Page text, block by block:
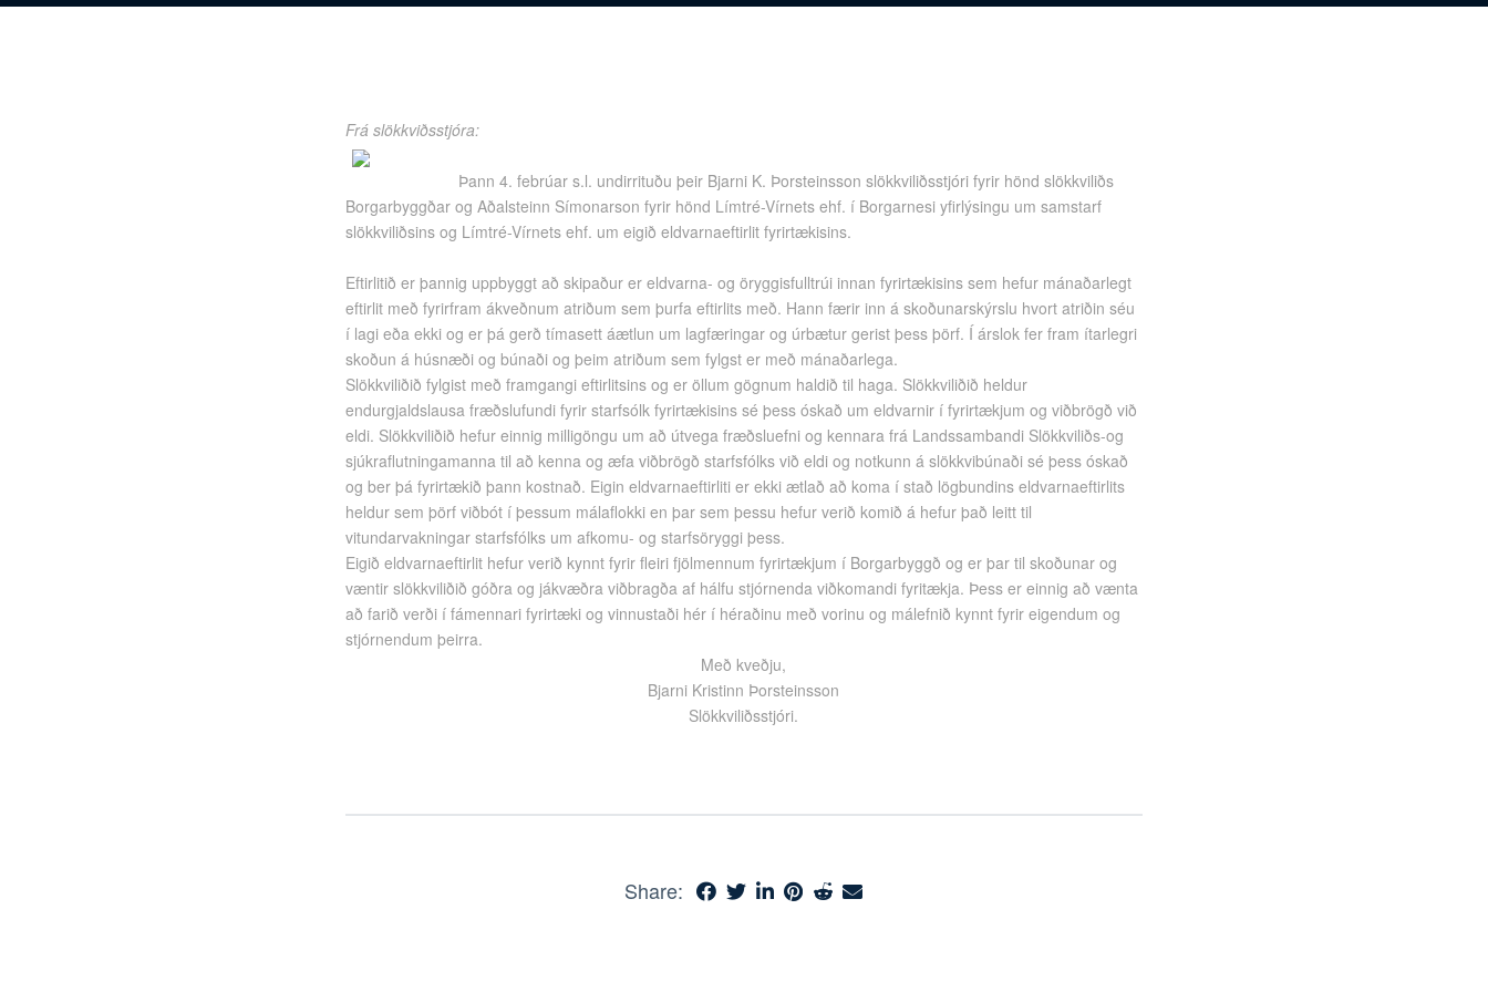
Frá slökkviðsstjóra:
Þann 4. febrúar s.l. undirrituðu þeir Bjarni K. Þorsteinsson slökkviliðsstjóri fyrir hönd slökkviliðs
Borgarbyggðar og Aðalsteinn Símonarson fyrir hönd Límtré-Vírnets ehf. í Borgarnesi yfirlýsingu um samstarf
slökkviliðsins og Límtré-Vírnets ehf. um eigið eldvarnaeftirlit fyrirtækisins.
Eftirlitið er þannig uppbyggt að skipaður er eldvarna- og öryggisfulltrúi innan fyrirtækisins sem hefur mánaðarlegt
eftirlit með fyrirfram ákveðnum atriðum sem þurfa eftirlits með. Hann færir inn á skoðunarskýrslu hvort atriðin séu
í lagi eða ekki og er þá gerð tímasett áætlun um lagfæringar og úrbætur gerist þess þörf. Í árslok fer fram ítarlegri
skoðun á húsnæði og búnaði og þeim atriðum sem fylgst er með mánaðarlega.
Slökkviliðið fylgist með framgangi eftirlitsins og er öllum gögnum haldið til haga. Slökkviliðið heldur
endurgjaldslausa fræðslufundi fyrir starfsólk fyrirtækisins sé þess óskað um eldvarnir í fyrirtækjum og viðbrögð við
eldi. Slökkviliðið hefur einnig milligöngu um að útvega fræðsluefni og kennara frá Landssambandi Slökkviliðs-og
sjúkraflutningamanna til að kenna og æfa viðbrögð starfsfólks við eldi og notkunn á slökkvibúnaði sé þess óskað
og ber þá fyrirtækið þann kostnað. Eigin eldvarnaeftirliti er ekki ætlað að koma í stað lögbundins eldvarnaeftirlits
heldur sem þörf viðbót í þessum málaflokki en þar sem þessu hefur verið komið á hefur það leitt til
vitundarvakningar starfsfólks um afkomu- og starfsöryggi þess.
Eigið eldvarnaeftirlit hefur verið kynnt fyrir fleiri fjölmennum fyrirtækjum í Borgarbyggð og er þar til skoðunar og
væntir slökkviliðið góðra og jákvæðra viðbragða af hálfu stjórnenda viðkomandi fyritækja. Þess er einnig að vænta
að farið verði í fámennari fyrirtæki og vinnustaði hér í héraðinu með vorinu og málefnið kynnt fyrir eigendum og
stjórnendum þeirra.
Með kveðju,
Bjarni Kristinn Þorsteinsson
Slökkviliðsstjóri.
Share: